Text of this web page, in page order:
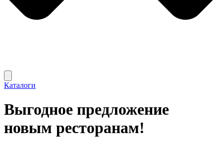
Каталоги
Выгодное предложение
новым ресторанам!